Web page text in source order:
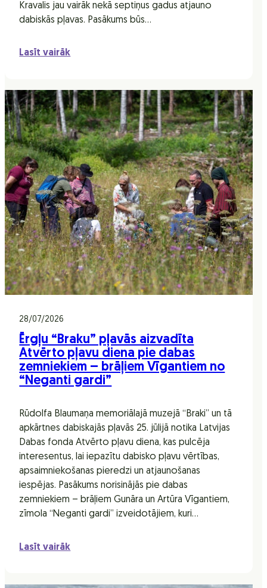
Kravalis jau vairāk nekā septiņus gadus atjauno
dabiskās pļavas. Pasākums būs…
Lasīt vairāk
28/07/2026
Ērgļu “Braku” pļavās aizvadīta
Atvērto pļavu diena pie dabas
zemniekiem – brāļiem Vīgantiem no
“Neganti gardi”
Rūdolfa Blaumaņa memoriālajā muzejā “Braki” un tā
apkārtnes dabiskajās pļavās 25. jūlijā notika Latvijas
Dabas fonda Atvērto pļavu diena, kas pulcēja
interesentus, lai iepazītu dabisko pļavu vērtības,
apsaimniekošanas pieredzi un atjaunošanas
iespējas. Pasākums norisinājās pie dabas
zemniekiem – brāļiem Gunāra un Artūra Vīgantiem,
zīmola “Neganti gardi” izveidotājiem, kuri…
Lasīt vairāk